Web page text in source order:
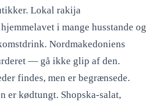
Lokal rakija
i mange husstande og
Nordmakedoniens
— gå ikke glip af den.
findes, men er begrænsede.
er kødtungt. Shopska-salat,